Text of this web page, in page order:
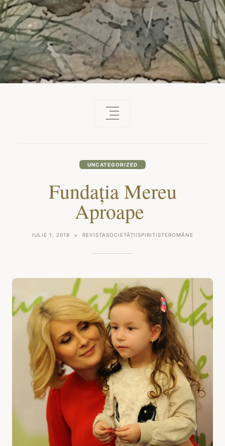
UNCATEGORIZED
Fundația Mereu
Aproape
IULIE 1, 2018 REVISTASOCIETĂȚIISPIRITISTEROMÂNE